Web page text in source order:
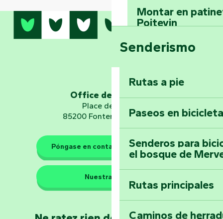
Montar en
Poitevin
Domine los
Vouvant
Embárquese en
Planetario
Los guardianes de la
Llévese a casa
Senderismo
Rutas a pie
Paseos en
Senderos para
el bosque de
Rutas principales
Caminos de
Office de tourisme
Place de Verdun
85200 Fontenay-le-Comte
Póngase en contacto con nosotros
Nuestras sedes